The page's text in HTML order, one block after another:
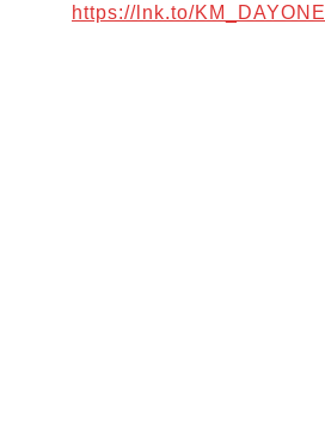
https://lnk.to/KM_DAYONE